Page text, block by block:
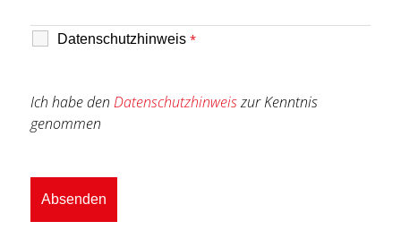
Datenschutzhinweis *
Ich habe den Datenschutzhinweiszur Kenntnis
genommen